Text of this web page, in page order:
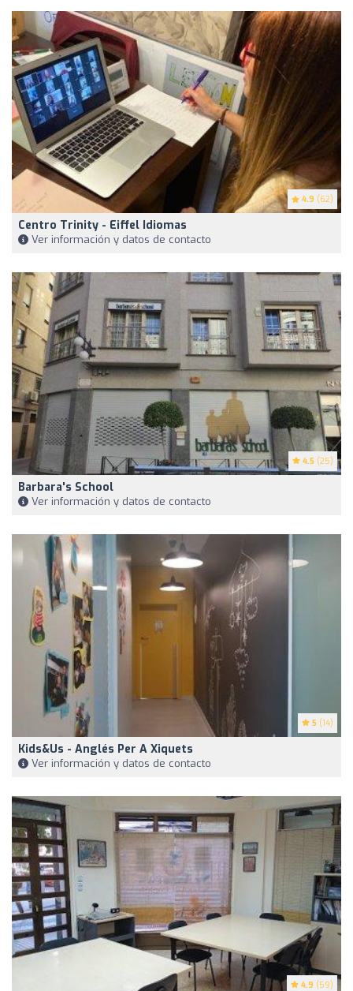
4.9 (62)
Centro Trinity - Eiffel Idiomas
Ver información y datos de contacto
4.5 (25)
Barbara's School
Ver información y datos de contacto
5 (14)
Kids&Us - Anglés Per A Xiquets
Ver información y datos de contacto
4.9 (59)